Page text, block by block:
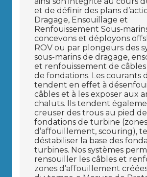
et de définir des plans
Dragage, Ensouillage et
Renfouissement Sous-
concevons et déployons
ROV ou par plongeurs des
sous-marins de dragage,
et renfouissement de câbles
de fondations. Les courants
tendent en effet à
câbles et à les exposer aux
chaluts. Ils tendent
creuser des trous au pied
fondations de turbine (zones
d’affouillement, scouring),
déstabiliser la base des
turbines. Nos systèmes
rensouiller les câbles et
zones d’affouillement